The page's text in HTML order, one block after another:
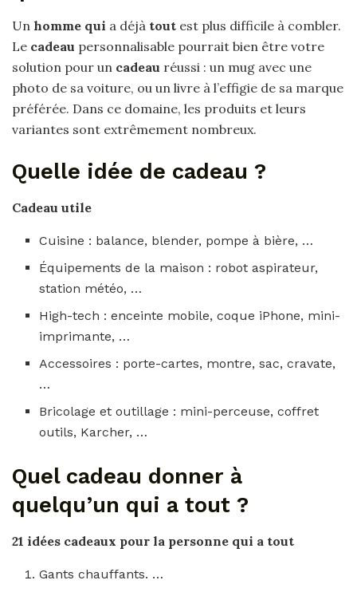
Un homme qui a déjà tout est plus difficile à combler.
Le cadeau personnalisable pourrait bien être votre
solution pour un cadeau réussi : un mug avec une
photo de sa voiture, ou un livre à l’effigie de sa marque
préférée. Dans ce domaine, les produits et leurs
variantes sont extrêmement nombreux.
Quelle idée de cadeau ?
Cadeau utile
Cuisine : balance, blender, pompe à bière, …
Équipements de la maison : robot aspirateur,
station météo, …
High-tech : enceinte mobile, coque iPhone, mini-
imprimante, …
Accessoires : porte-cartes, montre, sac, cravate,
…
Bricolage et outillage : mini-perceuse, coffret
outils, Karcher, …
Quel cadeau donner à
quelqu’un qui a tout ?
21 idées cadeaux pour la personne qui a tout
Gants chauffants. …